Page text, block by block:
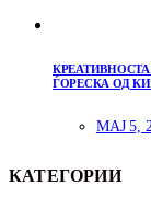
ЃОРЕСКА ОД
МАЈ 5,
КАТЕГОРИИ